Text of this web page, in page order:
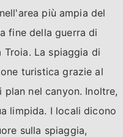
più ampia del
fine della guerra di
La spiaggia di
turistica grazie al
nel canyon. Inoltre,
limpida. I locali dicono
sulla spiaggia,